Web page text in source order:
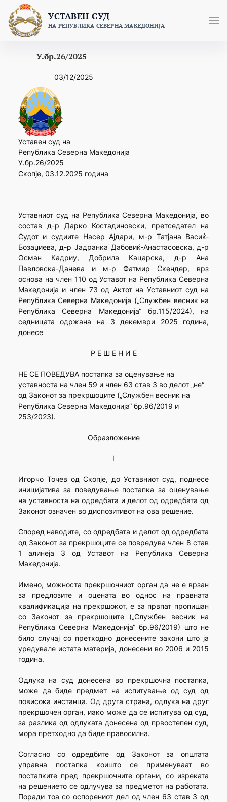
content
УСТАВЕН СУД
НА РЕПУБЛИКА СЕВЕРНА МАКЕДОНИЈА
У.бр.26/2025
03/12/2025
Уставен суд на
Република Северна Македонија
У.бр.26/2025
Скопје, 03.12.2025 година
Уставниот суд на Република Северна Македонија, во
состав д-р Дарко Костадиновски, претседател на
Судот и судиите Насер Ајдари, м-р Татјана Васиќ-
Бозаџиева, д-р Јадранка Дабовиќ-Анастасовска, д-р
Осман Кадриу, Добрила Кацарска, д-р Ана
Павловска-Данева и м-р Фатмир Скендер, врз
основа на член 110 од Уставот на Република Северна
Македонија и член 73 од Актот на Уставниот суд на
Република Северна Македонија („Службен весник на
Република Северна Македонија“ бр.115/2024), на
седницата одржана на 3 декември 2025 година,
донесе
Р Е Ш Е Н И Е
НЕ СЕ ПОВЕДУВА постапка за оценување на
уставноста на член 59 и член 63 став 3 во делот „не“
од Законот за прекршоците („Службен весник на
Република Северна Македонија“ бр.96/2019 и
253/2023).
Образложение
I
Игорчо Точев од Скопје, до Уставниот суд, поднесе
иницијатива за поведување постапка за оценување
на уставноста на одредбата и делот од одредбата од
Законот означен во диспозитивот на ова решение.
Според наводите, со одредбата и делот од одредбата
од Законот за прекршоците се повредува член 8 став
1 алинеја 3 од Уставот на Република Северна
Македонија.
Имено, можноста прекршочниот орган да не е врзан
за предлозите и оцената во однос на правната
квалификација на прекршокот, е за првпат пропишан
со Законот за прекршоците („Службен весник на
Република Северна Македонија“ бр.96/2019) што не
било случај со претходно донесените закони што ја
уредувале истата материја, донесени во 2006 и 2015
година.
Одлука на суд донесена во прекршочна постапка,
може да биде предмет на испитување од суд од
повисока инстанца. Од друга страна, одлука на друг
прекршочен орган, иако може да се испитува од суд,
за разлика од одлуката донесена од првостепен суд,
мора претходно да биде правосилна.
Согласно со одредбите од Законот за општата
управна постапка коишто се применуваат во
постапките пред прекршочните органи, со изреката
на решението се одлучува за предметот на работата.
Поради тоа со оспорениот дел од член 63 став 3 од